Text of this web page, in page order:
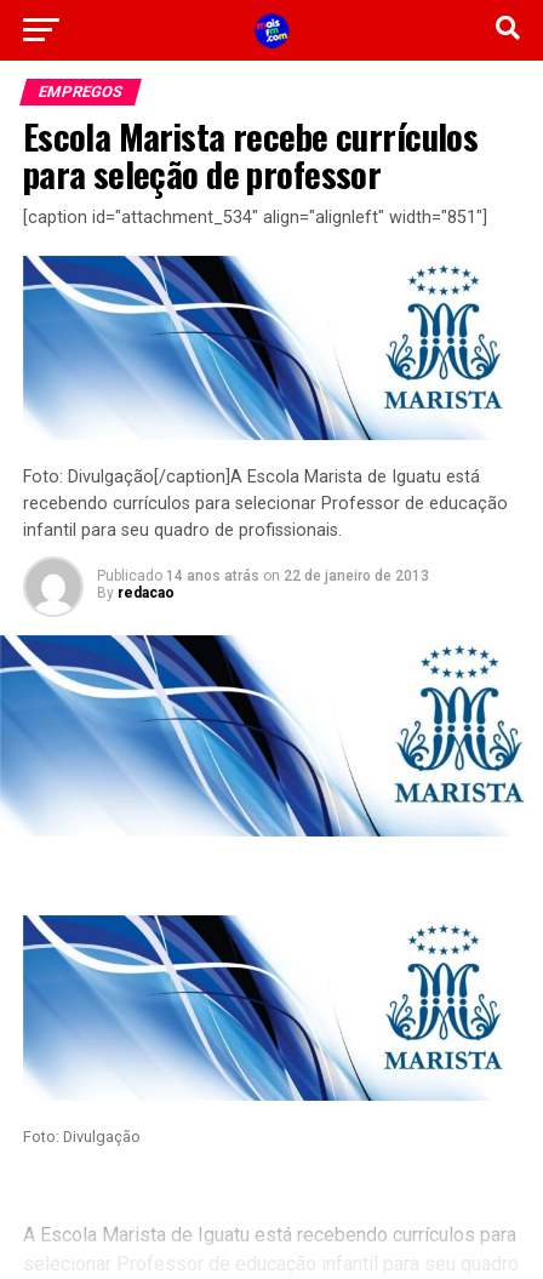
EMPREGOS
Escola Marista recebe currículos
para seleção de professor
[caption id="attachment_534" align="alignleft" width="851"]
Foto: Divulgação[/caption]A Escola Marista de Iguatu está
recebendo currículos para selecionar Professor de educação
infantil para seu quadro de profissionais.
Publicado 14 anos atrás on 22 de janeiro de 2013
By redacao
Foto: Divulgação
A Escola Marista de Iguatu está recebendo currículos para
selecionar Professor de educação infantil para seu quadro